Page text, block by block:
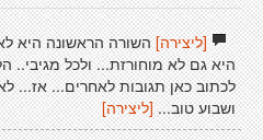
[ליצירה]השורה הראשונה היא
היא גם לא מוחורזת... ולכל מגיבי..
לכתוב כאן תגובות לאחרים... אז...
ושבוע טוב... [ליצירה]